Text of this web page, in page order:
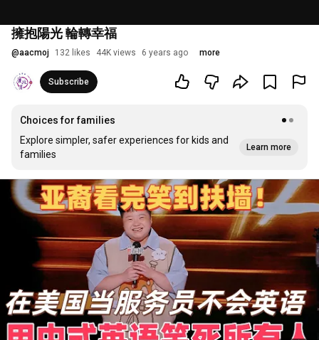
擁抱陽光 輪轉幸福
@aacmoj 132 likes 44K views 6 years ago more
Subscribe
Choices for families
Explore simpler, safer experiences for kids and
families
Learn more